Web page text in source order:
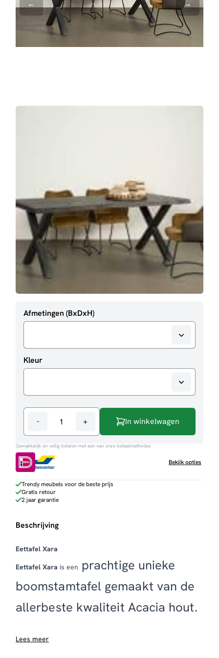
Afmetingen (BxDxH)
Kleur
-
Xara
aantal
+ In winkelwagen
Gemakkelijk en veilig betalen met een van onze betaalmethodes
Bekijk opties
Trendy meubels voor de beste prijs
Gratis retour
2 jaar garantie
Beschrijving
Eettafel Xara
Eettafel Xara is een prachtige unieke
boomstamtafel gemaakt van de
allerbeste kwaliteit Acacia hout.
Lees meer